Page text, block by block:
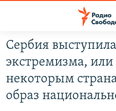
упрощенного
доступа
основному
ПРОГРАММЫ
ПОДКАСТЫ
АВТОРСКИЕ ПРОЕКТЫ
ЦИТАТЫ СВОБОДЫ
Сербия
экстремизма,
некоторым
образ